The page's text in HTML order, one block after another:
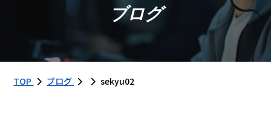
ブログ
TOP ブログ sekyu02